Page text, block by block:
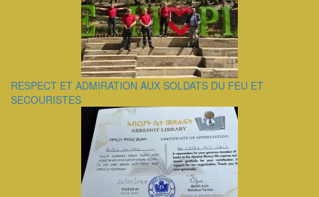
RESPECT ET ADMIRATION AUX SOLDATS DU FEU ET
SECOURISTES